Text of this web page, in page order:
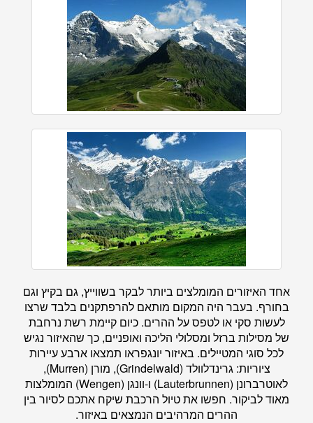
אחד האיזורים המומלצים ביותר לבקר בשווייץ, גם בקיץ וגם
בחורף. בעבר היה המקום מותאם להרפתקנים בלבד שרצו
לעשות סקי או לטפס על ההרים. כיום קיימת רשת נרחבת
של מסילות ברזל ומסלולי הליכה ואופניים, כך שהאיזור נגיש
לכל סוגי המטיילים. באיזור יונגפראו תמצאו ארבע עיירות
ציוריות: גרינדלוולד (Grindelwald), מורן (Murren),
לאוטרברונן (Lauterbrunnen) ו-וונגן (Wengen) המומלצות
מאוד לביקור. חפשו את טיול הרכבת שיקח אתכם לסיור בין
ההרים המרהיבים הנמצאים באיזור.